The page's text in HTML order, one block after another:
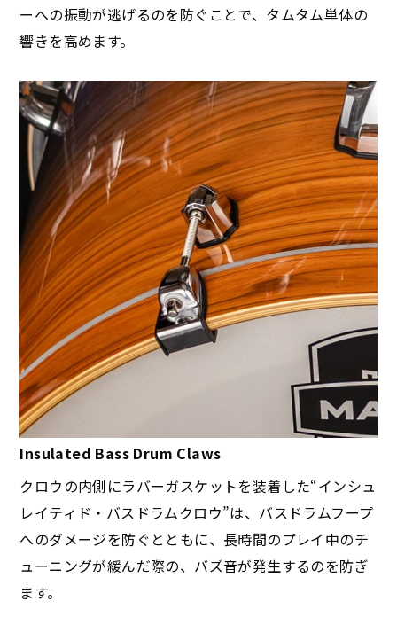
ーへの振動が逃げるのを防ぐことで、タムタム単体の
響きを高めます。
Insulated Bass Drum Claws
クロウの内側にラバーガスケットを装着した“インシュ
レイティド・バスドラムクロウ”は、バスドラムフープ
へのダメージを防ぐとともに、長時間のプレイ中のチ
ューニングが緩んだ際の、バズ音が発生するのを防ぎ
ます。